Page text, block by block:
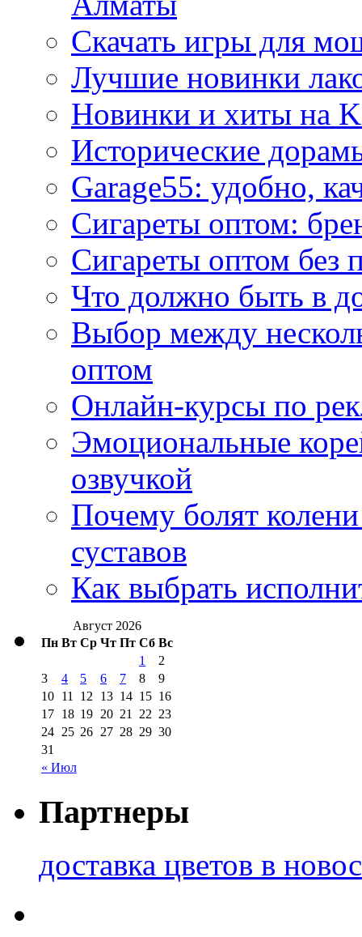
Скачать игры для
Лучшие новинки
Новинки и хиты на
Исторические
Garage55: удобно,
Сигареты оптом:
Сигареты оптом без
Что должно быть в
Выбор между
оптом
Онлайн-курсы по
Эмоциональные
озвучкой
Почему болят
суставов
Как выбрать
Август 2026
Пн Вт Ср Чт Пт Сб Вс
« Июл
1
2
3
4 5 6 7 8
9
10 11 12 13 14 15 16
17 18 19 20 21 22 23
24 25 26 27 28 29 30
31
Партнеры
доставка цветов в